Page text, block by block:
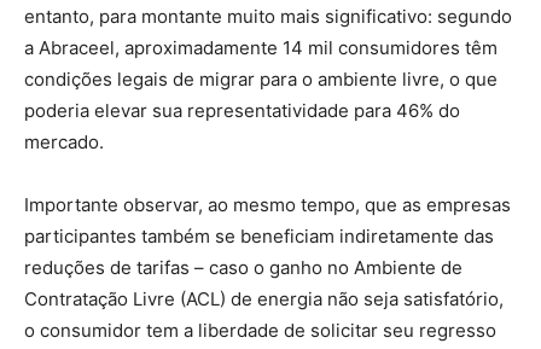
entanto, para montante muito mais significativo: segundo
a Abraceel, aproximadamente 14 mil consumidores têm
condições legais de migrar para o ambiente livre, o que
poderia elevar sua representatividade para 46% do
mercado.
Importante observar, ao mesmo tempo, que as empresas
participantes também se beneficiam indiretamente das
reduções de tarifas – caso o ganho no Ambiente de
Contratação Livre (ACL) de energia não seja satisfatório,
o consumidor tem a liberdade de solicitar seu regresso